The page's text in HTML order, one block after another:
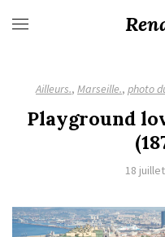
Ailleurs., Marseille., photo
Playground
18